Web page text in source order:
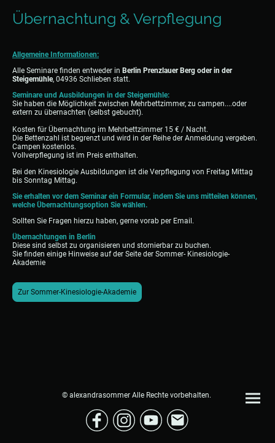
Übernachtung & Verpflegung
Allgemeine Informationen:
Alle Seminare finden entweder in Berlin Prenzlauer Berg oder in der
Steigemühle, 04936 Schlieben statt.
Seminare und Ausbildungen in der Steigemühle:
Sie haben die Möglichkeit zwischen Mehrbettzimmer, zu campen....oder
extern zu übernachten (selbst gebucht).
Kosten für Übernachtung im Mehrbettzimmer 15 € / Nacht.
Die Bettenzahl ist begrenzt und wird in der Reihe der Anmeldung vergeben.
Campen kostenlos.
Vollverpflegung ist im Preis enthalten.
Bei den Kinesiologie Ausbildungen ist die Verpflegung von Freitag Mittag
bis Sonntag Mittag.
Sie erhalten vor dem Seminar ein Formular, indem Sie uns mitteilen können,
welche Übernachtungsoption Sie wählen.
Sollten Sie Fragen hierzu haben, gerne vorab per Email.
Übernachtungen in Berlin
Diese sind selbst zu organisieren und stornierbar zu buchen.
Sie finden einige Hinweise auf der Seite der Sommer- Kinesiologie-
Akademie
Zur Sommer-Kinesiologie-Akademie
© alexandrasommer Alle Rechte vorbehalten.